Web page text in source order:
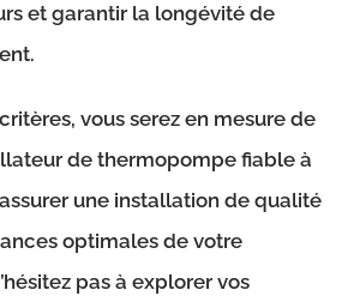
et garantir la longévité de
vous serez en mesure de
de thermopompe fiable à
une installation de qualité
optimales de votre
pas à explorer vos